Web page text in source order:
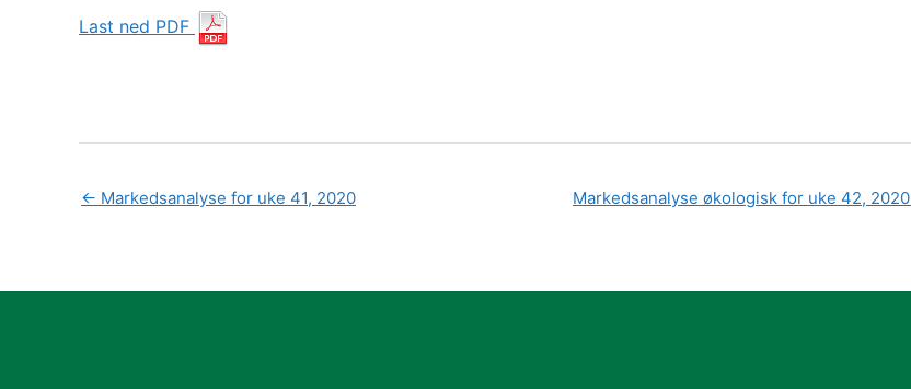
Last ned PDF
← Markedsanalyse for uke 41, 2020 Markedsanalyse økologisk for uke 42, 2020